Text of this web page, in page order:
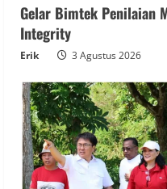
Gelar Bimtek Penilaian
Integrity
Erik 3 Agustus 2026